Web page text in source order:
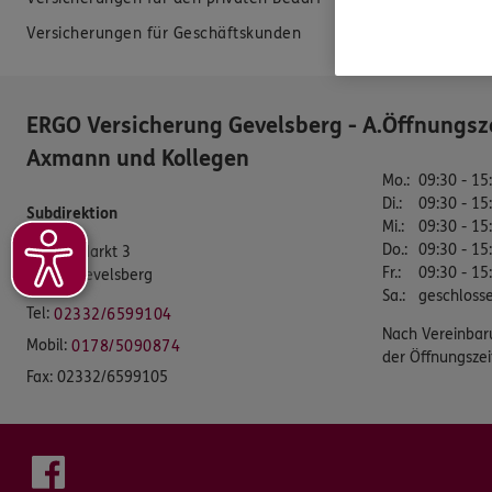
Versicherungen für Geschäftskunden
ERGO Versicherung Gevelsberg - A.
Axmann und Kollegen
Subdirektion
Großer Markt 3
58285 Gevelsberg
Tel: 02332/6599104
Mobil: 0178/5090874
Fax: 02332/6599105
Mo.: 09:30 -
Di.:
09:30 -
Mi.:
09:30 -
Do.: 09:30 -
Fr.:
09:30 -
Sa.:
Nach
der